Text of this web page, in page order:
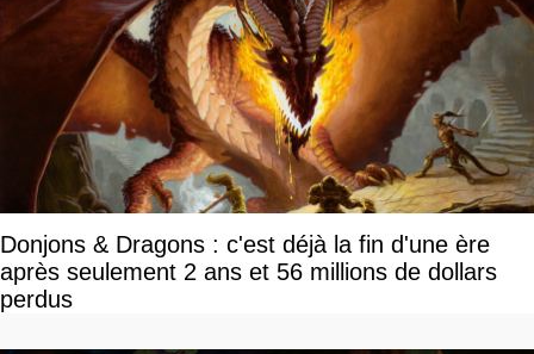
Donjons & Dragons : c'est déjà la fin d'une ère
après seulement 2 ans et 56 millions de dollars
perdus